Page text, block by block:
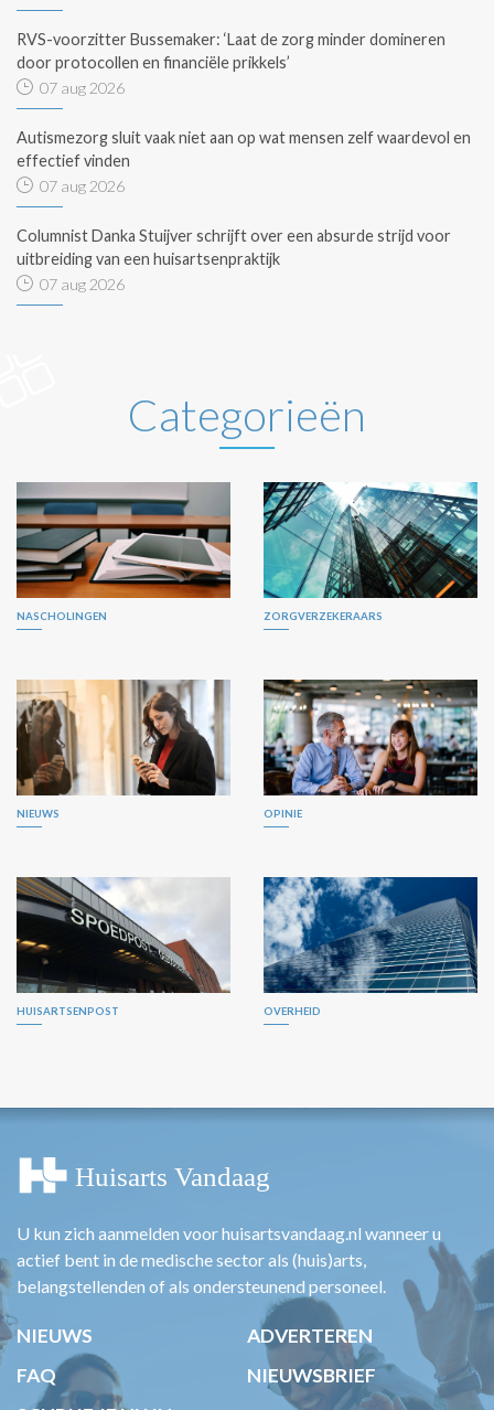
RVS-voorzitter Bussemaker: ‘Laat de zorg minder domineren
door protocollen en financiële prikkels’
07 aug 2026
Autismezorg sluit vaak niet aan op wat mensen zelf waardevol en
effectief vinden
07 aug 2026
Columnist Danka Stuijver schrijft over een absurde strijd voor
uitbreiding van een huisartsenpraktijk
07 aug 2026
Categorieën
NASCHOLINGEN ZORGVERZEKERAARS
NIEUWS OPINIE
HUISARTSENPOST OVERHEID
U kun zich aanmelden voor huisartsvandaag.nl wanneer u
actief bent in de medische sector als (huis)arts,
belangstellenden of als ondersteunend personeel.
NIEUWS
ADVERTEREN
FAQ
NIEUWSBRIEF